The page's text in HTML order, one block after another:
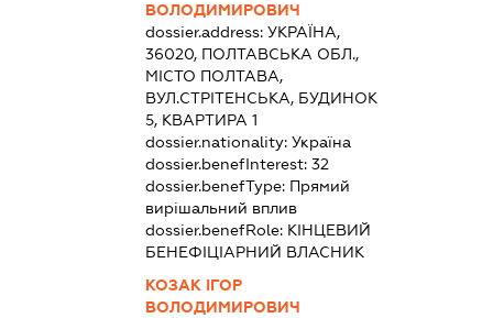
ВОЛОДИМИРОВИЧ
dossier.address: УКРАЇНА,
36020, ПОЛТАВСЬКА ОБЛ.,
МІСТО ПОЛТАВА,
ВУЛ.СТРІТЕНСЬКА, БУДИНОК
5, КВАРТИРА 1
dossier.nationality: Україна
dossier.benefInterest: 32
dossier.benefType: Прямий
вирішальний вплив
dossier.benefRole: КІНЦЕВИЙ
БЕНЕФІЦІАРНИЙ ВЛАСНИК
КОЗАК ІГОР
ВОЛОДИМИРОВИЧ